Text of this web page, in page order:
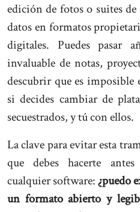
edición de fotos o suites
datos en formatos
digitales. Puedes pasar
invaluable de notas,
descubrir que es
si decides cambiar de
secuestrados, y tú con ellos.
La clave para evitar esta
que debes hacerte
cualquier software:¿puedo
un formato abierto y